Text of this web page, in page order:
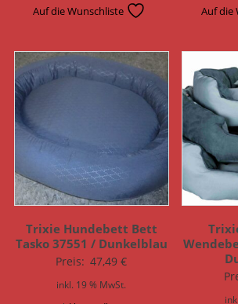
Auf die Wunschliste Auf die
Trixie Hundebett Bett
Tasko 37551 / Dunkelblau
Preis: 47,49€
inkl. 19 % MwSt.